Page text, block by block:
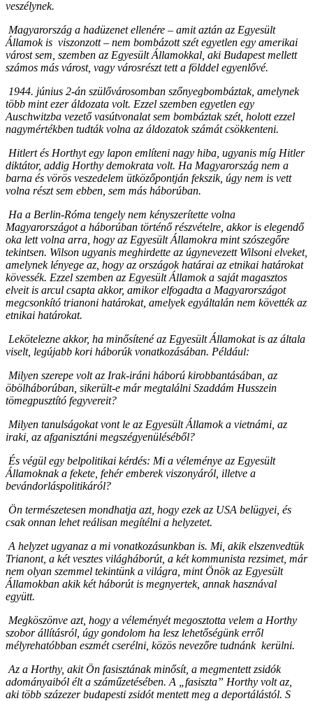
veszélynek.
Magyarország a hadüzenet ellenére – amit aztán az Egyesült
Államok is viszonzott – nem bombázott szét egyetlen egy amerikai
várost sem, szemben az Egyesült Államokkal, aki Budapest mellett
számos más várost, vagy városrészt tett a földdel egyenlővé.
1944. június 2-án szülővárosomban szőnyegbombáztak, amelynek
több mint ezer áldozata volt. Ezzel szemben egyetlen egy
Auschwitzba vezető vasútvonalat sem bombáztak szét, holott ezzel
nagymértékben tudták volna az áldozatok számát csökkenteni.
Hitlert és Horthyt egy lapon említeni nagy hiba, ugyanis míg Hitler
diktátor, addig Horthy demokrata volt. Ha Magyarország nem a
barna és vörös veszedelem ütközőpontján fekszik, úgy nem is vett
volna részt sem ebben, sem más háborúban.
Ha a Berlin-Róma tengely nem kényszerítette volna
Magyarországot a háborúban történő részvételre, akkor is elegendő
oka lett volna arra, hogy az Egyesült Államokra mint szószegőre
tekintsen. Wilson ugyanis meghirdette az úgynevezett Wilsoni elveket,
amelynek lényege az, hogy az országok határai az etnikai határokat
kövessék. Ezzel szemben az Egyesült Államok a saját magasztos
elveit is arcul csapta akkor, amikor elfogadta a Magyarországot
megcsonkító trianoni határokat, amelyek egyáltalán nem követték az
etnikai határokat.
Lekötelezne akkor, ha minősítené az Egyesült Államokat is az általa
viselt, legújabb kori háborúk vonatkozásában. Például:
Milyen szerepe volt az Irak-iráni háború kirobbantásában, az
öbölháborúban, sikerült-e már megtalálni Szaddám Husszein
tömegpusztító fegyvereit?
Milyen tanulságokat vont le az Egyesült Államok a vietnámi, az
iraki, az afganisztáni megszégyenüléséből?
És végül egy belpolitikai kérdés: Mi a véleménye az Egyesült
Államoknak a fekete, fehér emberek viszonyáról, illetve a
bevándorláspolitikáról?
Ön természetesen mondhatja azt, hogy ezek az USA belügyei, és
csak onnan lehet reálisan megítélni a helyzetet.
A helyzet ugyanaz a mi vonatkozásunkban is. Mi, akik elszenvedtük
Trianont, a két vesztes világháborút, a két kommunista rezsimet, már
nem olyan szemmel tekintünk a világra, mint Önök az Egyesült
Államokban akik két háborút is megnyertek, annak hasznával
együtt.
Megköszönve azt, hogy a véleményét megosztotta velem a Horthy
szobor állításról, úgy gondolom ha lesz lehetőségünk erről
mélyrehatóbban eszmét cserélni, közös nevezőre tudnánk kerülni.
Az a Horthy, akit Ön fasisztának minősít, a megmentett zsidók
adományaiból élt a száműzetésében. A „fasiszta” Horthy volt az,
aki több százezer budapesti zsidót mentett meg a deportálástól. S